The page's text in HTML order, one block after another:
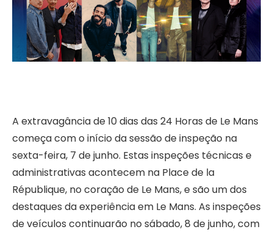
A extravagância de 10 dias das 24 Horas de Le Mans
começa com o início da sessão de inspeção na
sexta-feira, 7 de junho. Estas inspeções técnicas e
administrativas acontecem na Place de la
République, no coração de Le Mans, e são um dos
destaques da experiência em Le Mans. As inspeções
de veículos continuarão no sábado, 8 de junho, com